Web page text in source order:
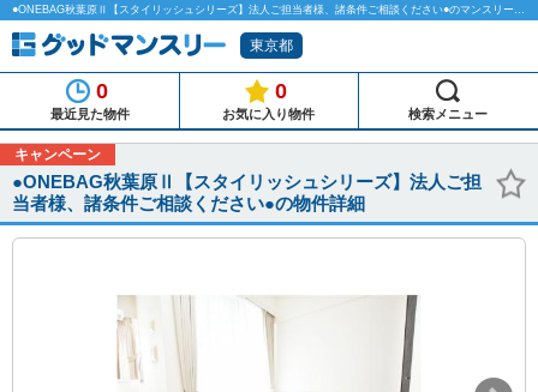
●ONEBAG秋葉原Ⅱ【スタイリッシュシリーズ】法人ご担当者様、諸条件ご相談ください●のマンスリーマンション物件詳細「グッドマンスリー」
東京都
0
最近見た物件
0
お気に入り物件 検索メニュー
キャンペーン
●ONEBAG秋葉原Ⅱ【スタイリッシュシリーズ】法人ご担
当者様、諸条件ご相談ください●の物件詳細